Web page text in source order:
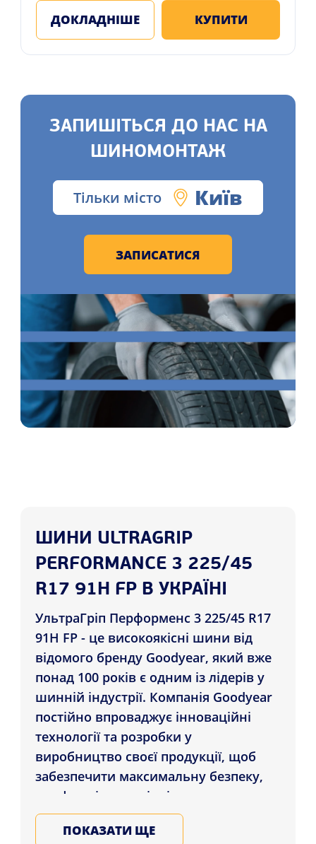
ДОКЛАДНІШЕ КУПИТИ
ЗАПИШІТЬСЯ ДО НАС НА
ШИНОМОНТАЖ
Тільки місто Київ
ЗАПИСАТИСЯ
ШИНИ ULTRAGRIP
PERFORMANCE 3 225/45
R17 91H FP В УКРАЇНІ
УльтраГріп Перформенс 3 225/45 R17
91H FP - це високоякісні шини від
відомого бренду Goodyear, який вже
понад 100 років є одним із лідерів у
шинній індустрії. Компанія Goodyear
постійно впроваджує інноваційні
технології та розробки у
виробництво своєї продукції, щоб
забезпечити максимальну безпеку,
комфорт і довговічність шин.
UltraGrip Performance 3 225/45 R17
ПОКАЗАТИ ЩЕ